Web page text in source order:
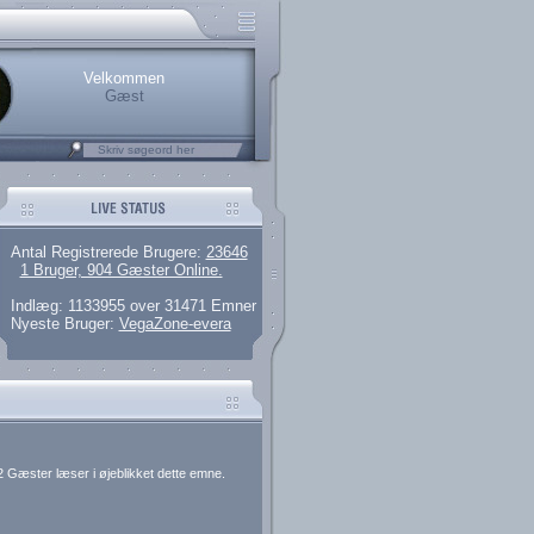
brugere
artikler og 135 guides
her.
Velkommen
Gæst
Antal Registrerede Brugere: 23646
1 Bruger, 904 Gæster Online.
Indlæg: 1133955 over 31471 Emner
Nyeste Bruger: VegaZone-evera
Gæster læser i øjeblikket dette emne.